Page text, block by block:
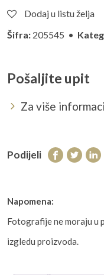
Dodaj u listu želja
Šifra: 205545 •
Pošaljite upit
Za više
Podijeli
Napomena:
Fotografije ne moraju u
izgledu proizvoda.